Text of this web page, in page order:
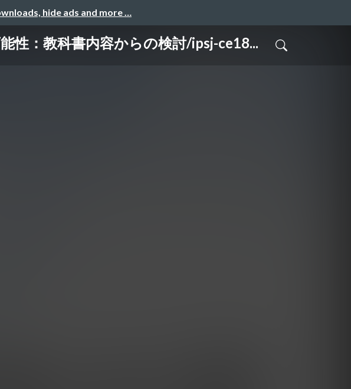
hide ads and more …
性：教科書内容からの検討/ipsj-ce18...